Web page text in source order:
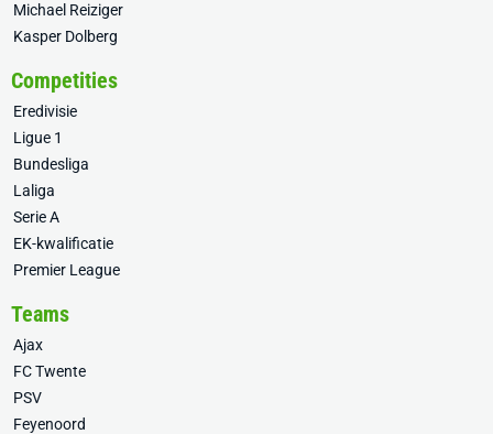
Michael Reiziger
Kasper Dolberg
Competities
Eredivisie
Ligue 1
Bundesliga
Laliga
Serie A
EK-kwalificatie
Premier League
Teams
Ajax
FC Twente
PSV
Feyenoord